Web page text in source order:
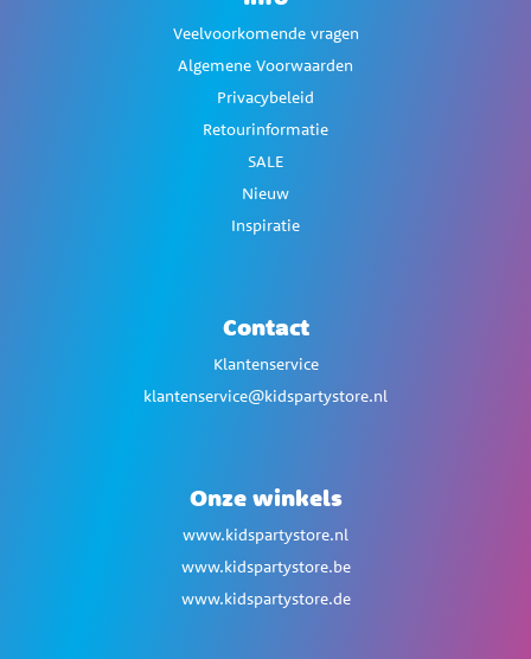
Veelvoorkomende vragen
Algemene Voorwaarden
Privacybeleid
Retourinformatie
SALE
Nieuw
Inspiratie
Contact
Klantenservice
klantenservice@kidspartystore.nl
Onze winkels
www.kidspartystore.nl
www.kidspartystore.be
www.kidspartystore.de